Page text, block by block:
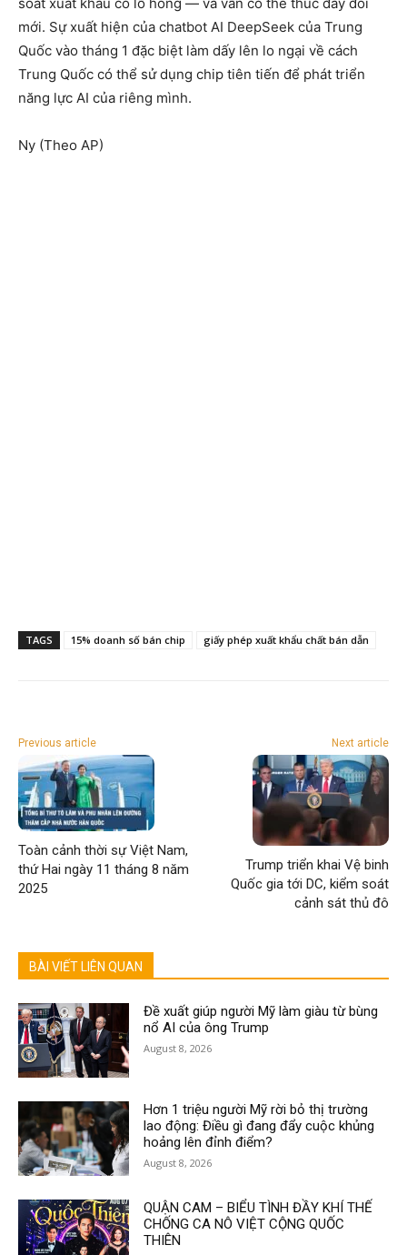
soát xuất khẩu có lỗ hổng — và vẫn có thể thúc đẩy đổi
mới. Sự xuất hiện của chatbot AI DeepSeek của Trung
Quốc vào tháng 1 đặc biệt làm dấy lên lo ngại về cách
Trung Quốc có thể sử dụng chip tiên tiến để phát triển
năng lực AI của riêng mình.
Ny (Theo AP)
TAGS 15% doanh số bán chip giấy phép xuất khẩu chất bán dẫn
Previous article
Toàn cảnh thời sự Việt Nam,
thứ Hai ngày 11 tháng 8 năm
2025
Next article
Trump triển khai Vệ binh
Quốc gia tới DC, kiểm soát
cảnh sát thủ đô
BÀI VIẾT LIÊN QUAN
Đề xuất giúp người Mỹ làm giàu từ bùng
nổ AI của ông Trump
August 8, 2026
Hơn 1 triệu người Mỹ rời bỏ thị trường
lao động: Điều gì đang đẩy cuộc khủng
hoảng lên đỉnh điểm?
August 8, 2026
QUẬN CAM – BIỂU TÌNH ĐẦY KHÍ THẾ
CHỐNG CA NÔ VIỆT CỘNG QUỐC
THIÊN